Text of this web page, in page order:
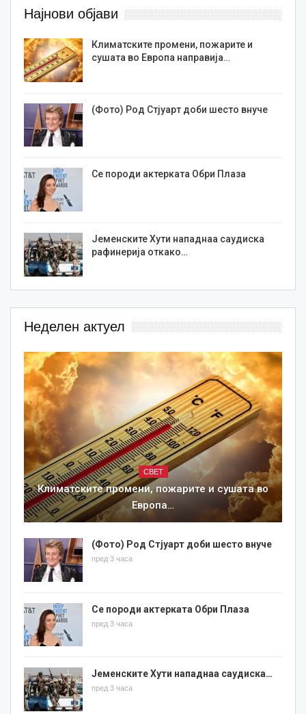
Најнови објави
Климатските промени, пожарите и
сушата во Европа направија…
(Фото) Род Стјуарт доби шесто внуче
Се породи актерката Обри Плаза
Јеменските Хути нападнаа саудиска
рафинерија откако…
Неделен актуел
СВЕТ
Климатските промени, пожарите и сушата во
Европа…
(Фото) Род Стјуарт доби шесто внуче
пред 3 часа
Се породи актерката Обри Плаза
пред 3 часа
Јеменските Хути нападнаа саудиска…
пред 3 часа